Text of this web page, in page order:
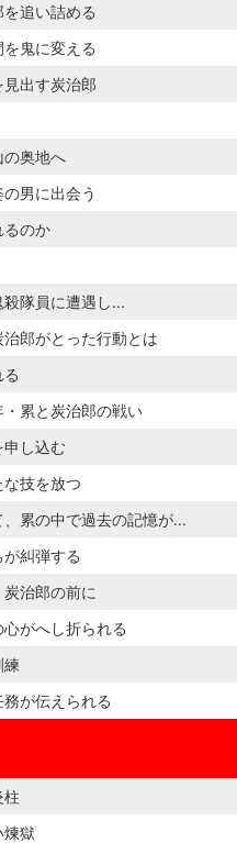
追い詰める
鬼に変える
出す炭治郎
の奥地へ
男に出会う
るのか
隊員に遭遇し...
郎がとった行動とは
累と炭治郎の戦い
し込む
技を放つ
累の中で過去の記憶が...
糾弾する
治郎の前に
がへし折られる
練
が伝えられる
柱
煉󠄁獄